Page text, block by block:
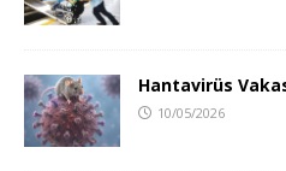
Hantavirüs
10/05/2026